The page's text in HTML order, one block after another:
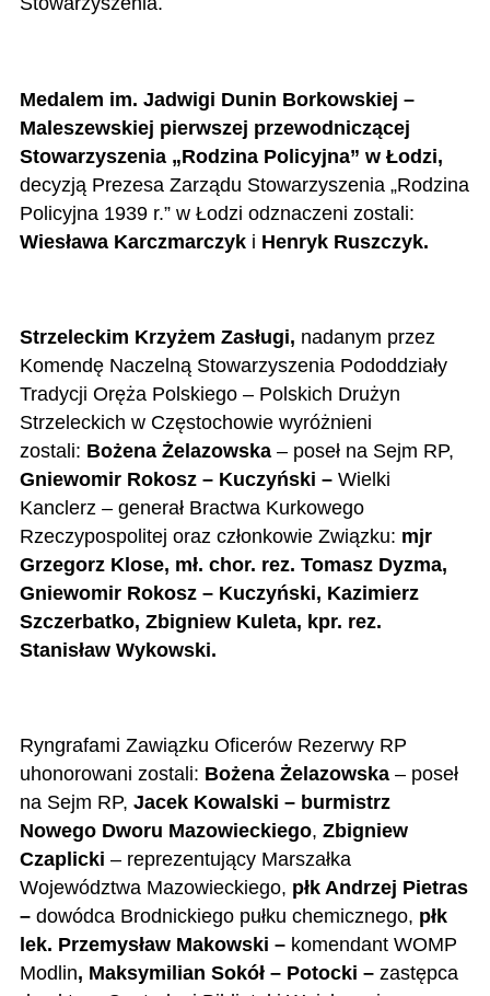
Medalem im. Jadwigi Dunin Borkowskiej –
Maleszewskiej pierwszej przewodniczącej
Stowarzyszenia „Rodzina Policyjna” w Łodzi,
decyzją Prezesa Zarządu Stowarzyszenia „Rodzina
Policyjna 1939 r.” w Łodzi odznaczeni zostali:
Wiesława Karczmarczyk i Henryk Ruszczyk.
Strzeleckim Krzyżem Zasługi, nadanym przez
Komendę Naczelną Stowarzyszenia Pododdziały
Tradycji Oręża Polskiego – Polskich Drużyn
Strzeleckich w Częstochowie wyróżnieni
zostali: Bożena Żelazowska– poseł na Sejm RP,
Gniewomir Rokosz – Kuczyński – Wielki
Kanclerz – generał Bractwa Kurkowego
Rzeczypospolitej oraz członkowie Związku: mjr
Grzegorz Klose, mł. chor. rez. Tomasz Dyzma,
Gniewomir Rokosz – Kuczyński, Kazimierz
Szczerbatko, Zbigniew Kuleta, kpr. rez.
Stanisław Wykowski.
Ryngrafami Zawiązku Oficerów Rezerwy RP
uhonorowani zostali: Bożena Żelazowska– poseł
na Sejm RP, Jacek Kowalski – burmistrz
Nowego Dworu Mazowieckiego, Zbigniew
Czaplicki – reprezentujący Marszałka
Województwa Mazowieckiego, płk Andrzej Pietras
– dowódca Brodnickiego pułku chemicznego, płk
lek. Przemysław Makowski – komendant WOMP
Modlin, Maksymilian Sokół – Potocki – zastępca